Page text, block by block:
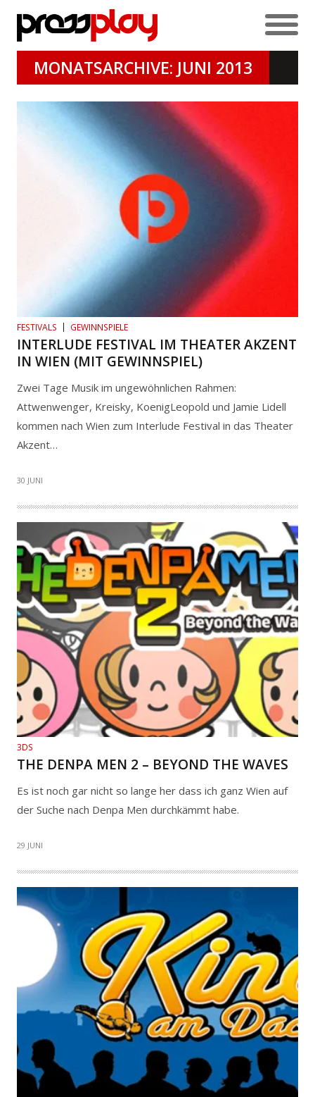
MONATSARCHIVE: JUNI 2013
FESTIVALS GEWINNSPIELE
INTERLUDE FESTIVAL IM THEATER AKZENT
IN WIEN (MIT GEWINNSPIEL)
Zwei Tage Musik im ungewöhnlichen Rahmen:
Attwenwenger, Kreisky, KoenigLeopold und Jamie Lidell
kommen nach Wien zum Interlude Festival in das Theater
Akzent…
30 JUNI
3DS
THE DENPA MEN 2 – BEYOND THE WAVES
Es ist noch gar nicht so lange her dass ich ganz Wien auf
der Suche nach Denpa Men durchkämmt habe.
29 JUNI